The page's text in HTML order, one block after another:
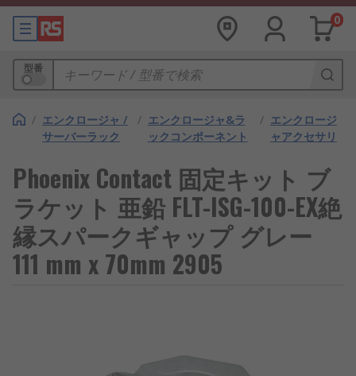
0
型番
/ エンクロージャ /
サーバーラック
/ エンクロージャ&ラ
ックコンポーネント
/ エンクロージ
ャアクセサリ
Phoenix Contact 固定キット ブ
ラケット 亜鉛 FLT-ISG-100-EX絶
縁スパークギャップ グレー
111 mm x 70mm 2905